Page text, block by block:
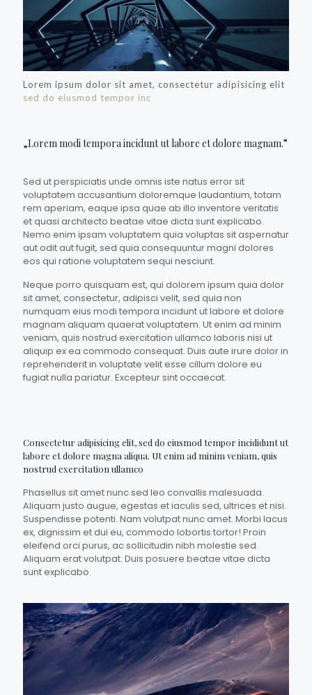
Lorem ipsum dolor sit amet, consectetur adipisicing elit
sed do eiusmod tempor inc
„Lorem modi tempora incidunt ut labore et dolore magnam.”
Sed ut perspiciatis unde omnis iste natus error sit
voluptatem accusantium doloremque laudantium, totam
rem aperiam, eaque ipsa quae ab illo inventore veritatis
et quasi architecto beatae vitae dicta sunt explicabo.
Nemo enim ipsam voluptatem quia voluptas sit aspernatur
aut odit aut fugit, sed quia consequuntur magni dolores
eos qui ratione voluptatem sequi nesciunt.
Neque porro quisquam est, qui dolorem ipsum quia dolor
sit amet, consectetur, adipisci velit, sed quia non
numquam eius modi tempora incidunt ut labore et dolore
magnam aliquam quaerat voluptatem. Ut enim ad minim
veniam, quis nostrud exercitation ullamco laboris nisi ut
aliquip ex ea commodo consequat. Duis aute irure dolor in
reprehenderit in voluptate velit esse cillum dolore eu
fugiat nulla pariatur. Excepteur sint occaecat.
Consectetur adipisicing elit, sed do eiusmod tempor incididunt ut
labore et dolore magna aliqua. Ut enim ad minim veniam, quis
nostrud exercitation ullamco
Phasellus sit amet nunc sed leo convallis malesuada.
Aliquam justo augue, egestas et iaculis sed, ultrices et nisi.
Suspendisse potenti. Nam volutpat nunc amet. Morbi lacus
ex, dignissim et dui eu, commodo lobortis tortor! Proin
eleifend orci purus, ac sollicitudin nibh molestie sed.
Aliquam erat volutpat. Duis posuere beatae vitae dicta
sunt explicabo.